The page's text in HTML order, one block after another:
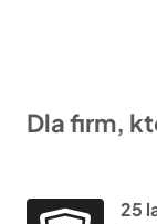
Dla firm,
25